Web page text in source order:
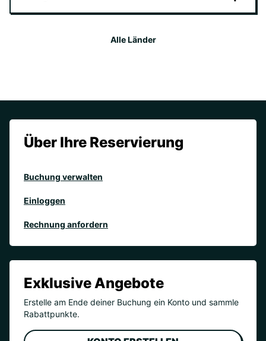
Alle Länder
Über Ihre Reservierung
Buchung verwalten
Einloggen
Rechnung anfordern
Exklusive Angebote
Erstelle am Ende deiner Buchung ein Konto und sammle
Rabattpunkte.